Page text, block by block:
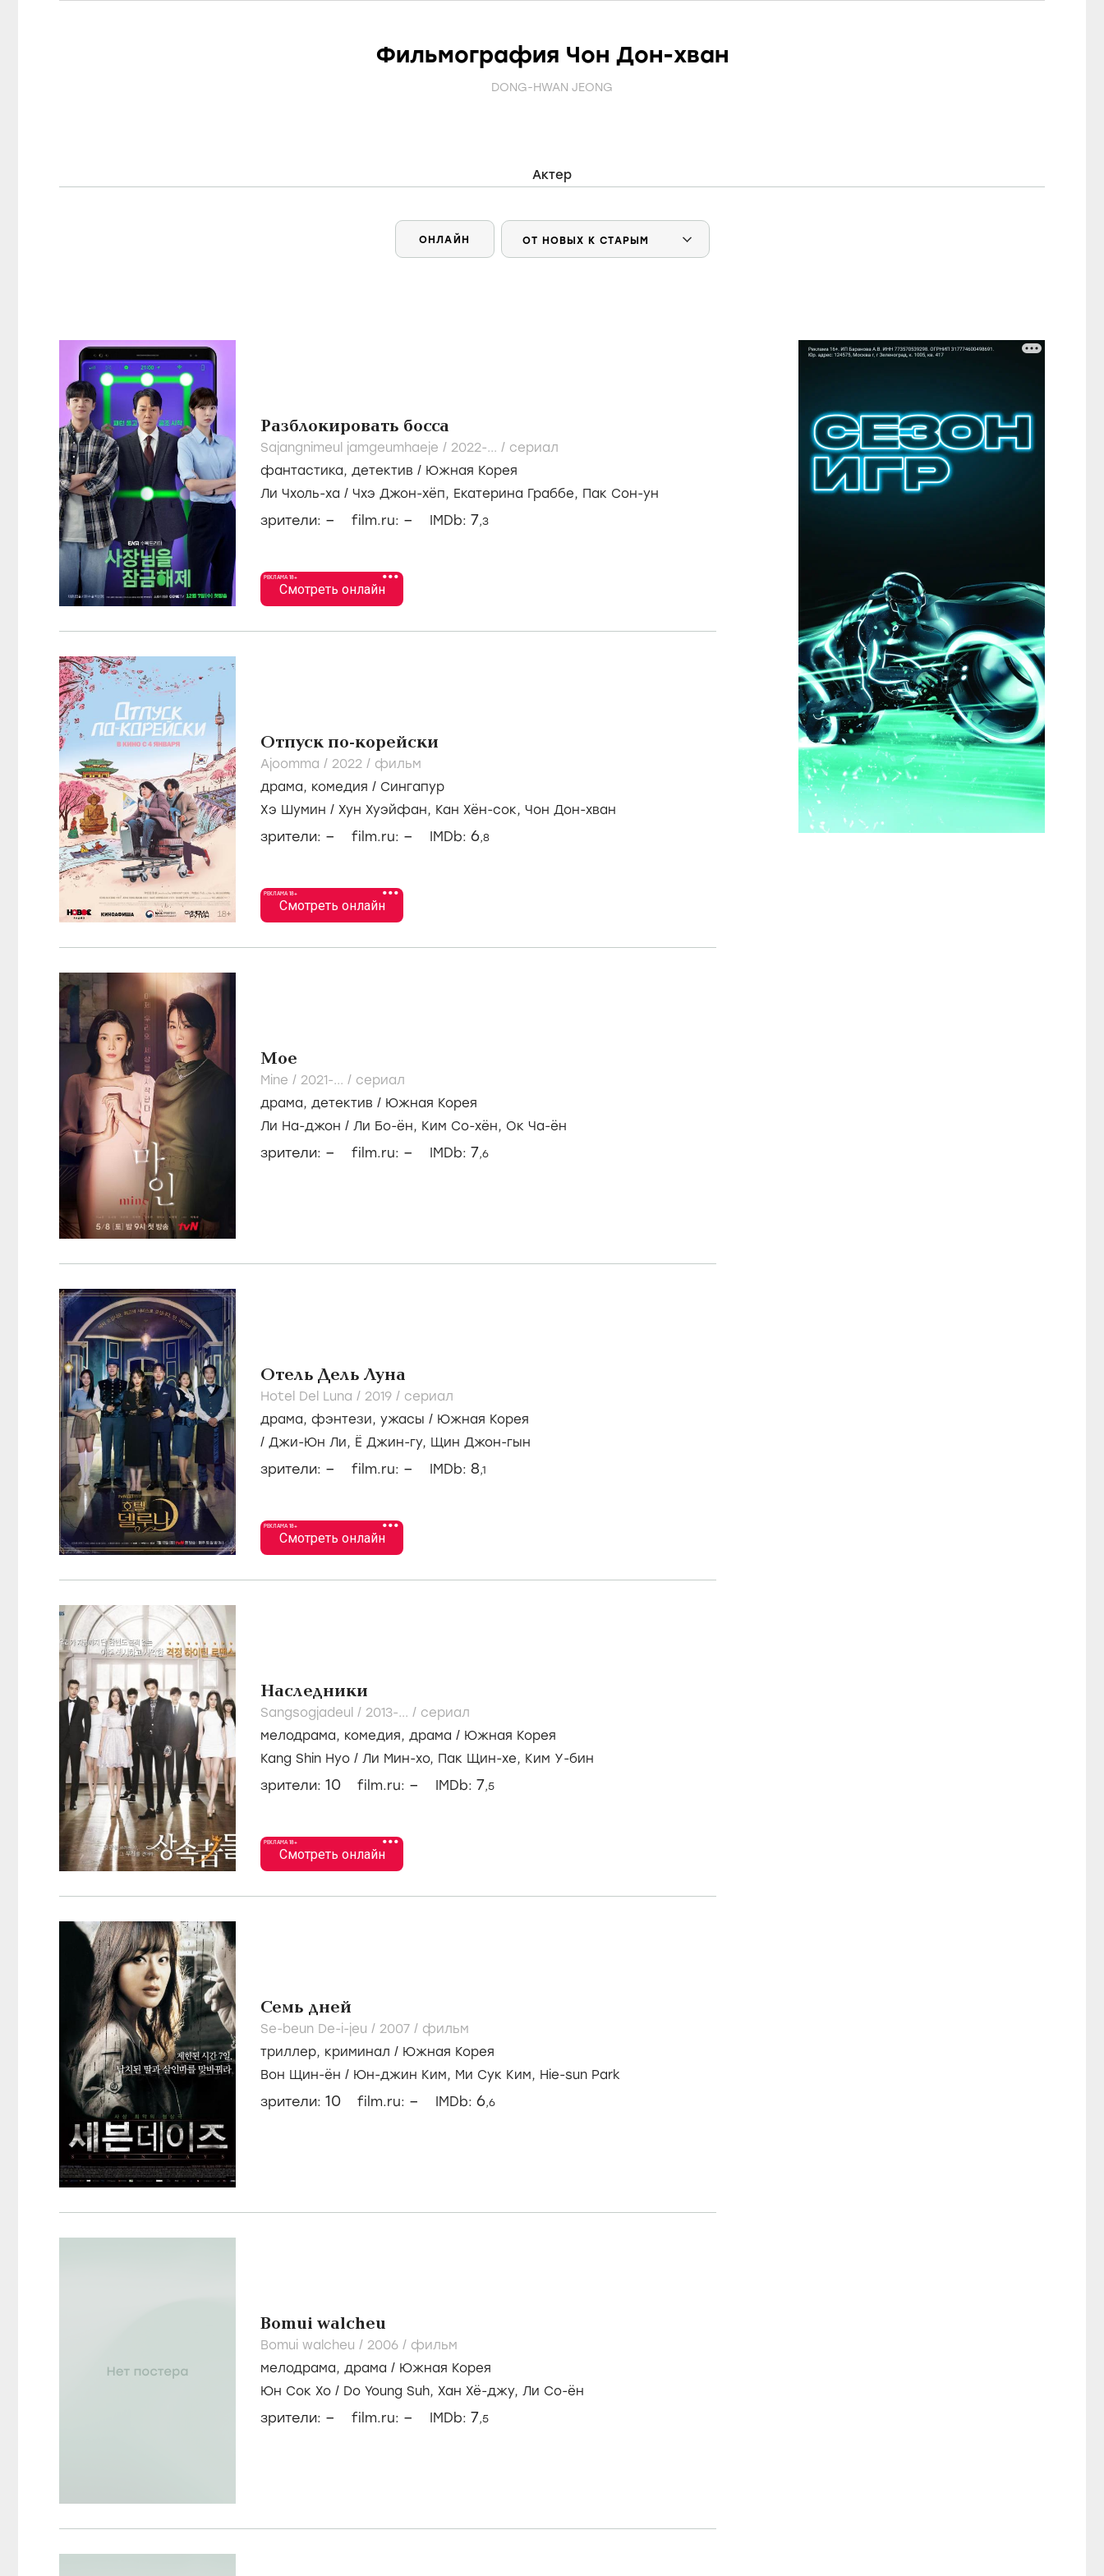
Фильмография Чон Дон-хван
DONG-HWAN JEONG
Актер
ОНЛАЙН
Разблокировать босса
Sajangnimeul jamgeumhaeje / 2022-... / сериал
фантастика, детектив / Южная Корея
Ли Чхоль-ха / Чхэ Джон-хёп, Екатерина Граббе, Пак Сон-ун
зрители: – film.ru: – IMDb: 7,3
•••
РЕКЛАМА 18+
Смотреть онлайн
Отпуск по-корейски
Ajoomma / 2022 / фильм
драма, комедия / Сингапур
Хэ Шумин / Хун Хуэйфан, Кан Хён-сок, Чон Дон-хван
зрители: – film.ru: – IMDb: 6,8
•••
РЕКЛАМА 18+
Смотреть онлайн
Мое
Mine / 2021-... / сериал
драма, детектив / Южная Корея
Ли На-джон / Ли Бо-ён, Ким Со-хён, Ок Ча-ён
зрители: – film.ru: – IMDb: 7,6
Отель Дель Луна
Hotel Del Luna / 2019 / сериал
драма, фэнтези, ужасы / Южная Корея
/ Джи-Юн Ли, Ё Джин-гу, Щин Джон-гын
зрители: – film.ru: – IMDb: 8,1
•••
РЕКЛАМА 18+
Смотреть онлайн
Наследники
Sangsogjadeul / 2013-... / сериал
мелодрама, комедия, драма / Южная Корея
Kang Shin Hyo / Ли Мин-хо, Пак Щин-хе, Ким У-бин
зрители: 10 film.ru: – IMDb: 7,5
•••
РЕКЛАМА 18+
Смотреть онлайн
Семь дней
Se-beun De-i-jeu / 2007 / фильм
триллер, криминал / Южная Корея
Вон Щин-ён / Юн-джин Ким, Ми Сук Ким, Hie-sun Park
зрители: 10 film.ru: – IMDb: 6,6
Bomui walcheu
Bomui walcheu / 2006 / фильм
мелодрама, драма / Южная Корея
Юн Сок Хо / Do Young Suh, Хан Хё-джу, Ли Со-ён
зрители: – film.ru: – IMDb: 7,5